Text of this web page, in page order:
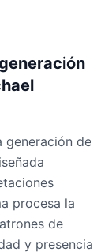
generación de
procesa la
de
y presencia